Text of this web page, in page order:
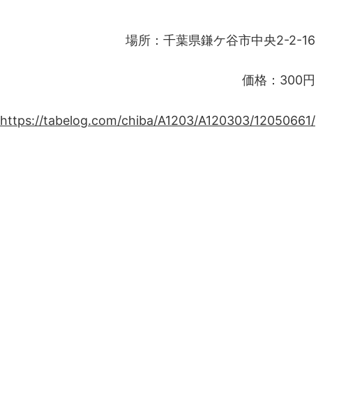
場所：千葉県鎌ケ谷市中央2-2-16
価格：300円
https://tabelog.com/chiba/A1203/A120303/12050661/